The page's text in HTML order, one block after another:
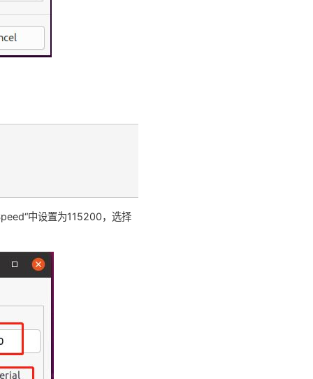
中设置为115200，选择